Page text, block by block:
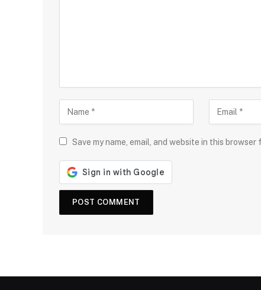
Save my name, email, and website in this